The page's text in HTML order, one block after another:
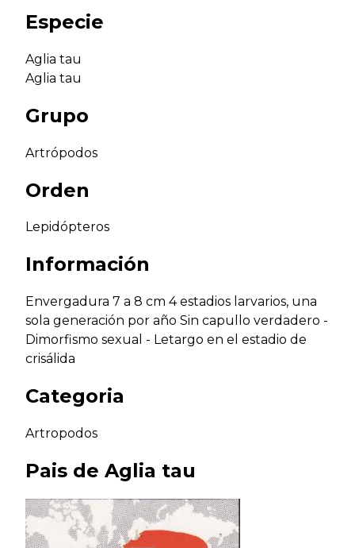
Especie
Aglia tau
Aglia tau
Grupo
Artrópodos
Orden
Lepidópteros
Información
Envergadura 7 a 8 cm 4 estadios larvarios, una
sola generación por año Sin capullo verdadero -
Dimorfismo sexual - Letargo en el estadio de
crisálida
Categoria
Artropodos
Pais de Aglia tau